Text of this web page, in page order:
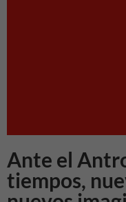
Ante el
tiempos,